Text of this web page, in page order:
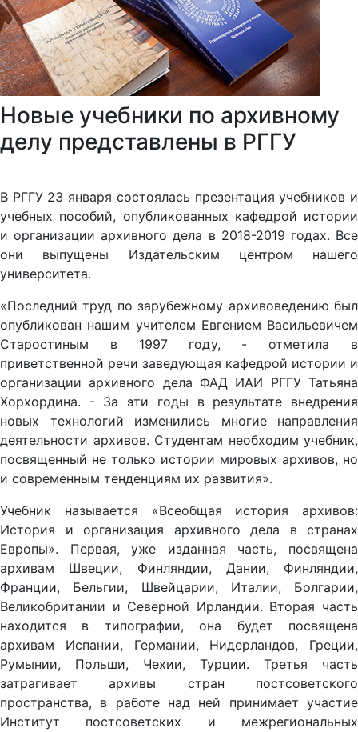
Новые учебники по архивному
делу представлены в РГГУ
В РГГУ 23 января состоялась презентация учебников и
учебных пособий, опубликованных кафедрой истории
и организации архивного дела в 2018-2019 годах. Все
они выпущены Издательским центром нашего
университета.
«Последний труд по зарубежному архивоведению был
опубликован нашим учителем Евгением Васильевичем
Старостиным в 1997 году, - отметила в
приветственной речи заведующая кафедрой истории и
организации архивного дела ФАД ИАИ РГГУ Татьяна
Хорхордина. - За эти годы в результате внедрения
новых технологий изменились многие направления
деятельности архивов. Студентам необходим учебник,
посвященный не только истории мировых архивов, но
и современным тенденциям их развития».
Учебник называется «Всеобщая история архивов:
История и организация архивного дела в странах
Европы». Первая, уже изданная часть, посвящена
архивам Швеции, Финляндии, Дании, Финляндии,
Франции, Бельгии, Швейцарии, Италии, Болгарии,
Великобритании и Северной Ирландии. Вторая часть
находится в типографии, она будет посвящена
архивам Испании, Германии, Нидерландов, Греции,
Румынии, Польши, Чехии, Турции. Третья часть
затрагивает архивы стран постсоветского
пространства, в работе над ней принимает участие
Институт постсоветских и межрегиональных